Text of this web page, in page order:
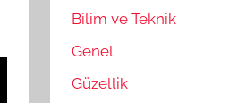
Bilim ve Teknik
Genel
Güzellik